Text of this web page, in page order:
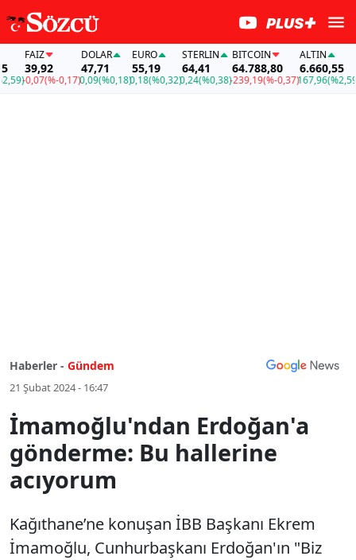
39,92
-0,07(%-0,17)
DOLAR
47,71
0,09(%0,18)
EURO
55,19
0,18(%0,32)
STERLIN
64,41
0,24(%0,38)
BITCOIN
64.788,80
-239,19(%-0,37)
ALTIN
6.660,55
167,96(%2,59)-
Haberler - Gündem
21 Şubat 2024 - 16:47
İmamoğlu'ndan Erdoğan'a
gönderme: Bu hallerine
acıyorum
Kağıthane’ne konuşan İBB Başkanı Ekrem
İmamoğlu, Cunhurbaşkanı Erdoğan'ın "Biz